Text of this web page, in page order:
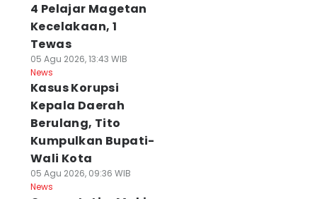
4 Pelajar Magetan
Kecelakaan, 1
Tewas
05 Agu 2026, 13:43 WIB
News
Kasus Korupsi
Kepala Daerah
Berulang, Tito
Kumpulkan Bupati-
Wali Kota
05 Agu 2026, 09:36 WIB
News